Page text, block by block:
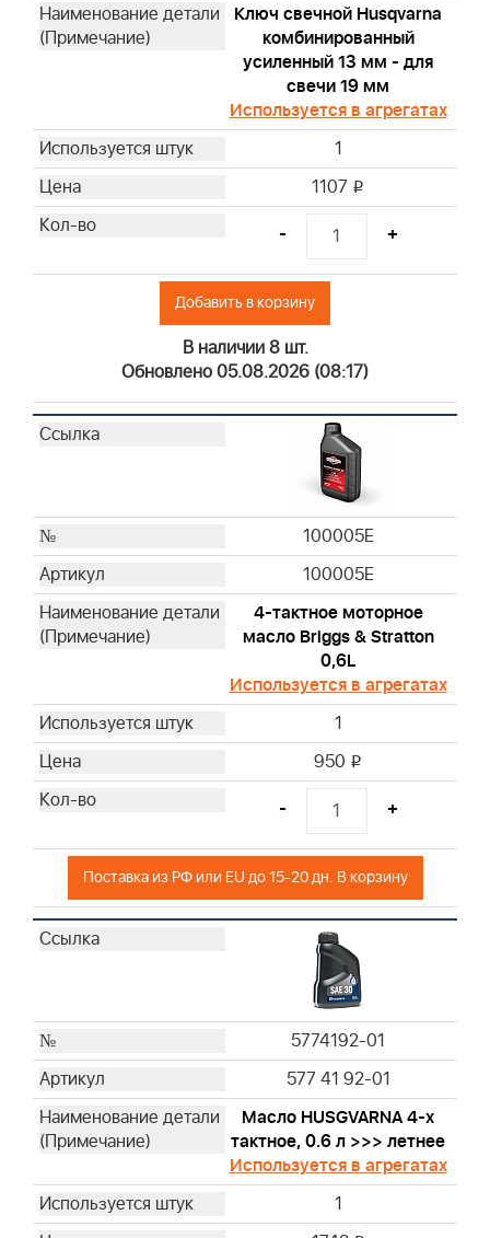
Ключ свечной Husqvarna
комбинированный
усиленный 13 мм - для
свечи 19 мм
Используется в агрегатах
1
1107 i
- +
Добавить в корзину
В наличии 8 шт.
Обновлено 05.08.2026 (08:17)
100005E
100005E
4-тактное моторное
масло Briggs & Stratton
0,6L
Используется в агрегатах
1
950 i
- +
Поставка из РФ или EU до 15-20 дн. В корзину
5774192-01
577 41 92-01
Масло HUSGVARNA 4-х
тактное, 0.6 л >>> летнее
Используется в агрегатах
1